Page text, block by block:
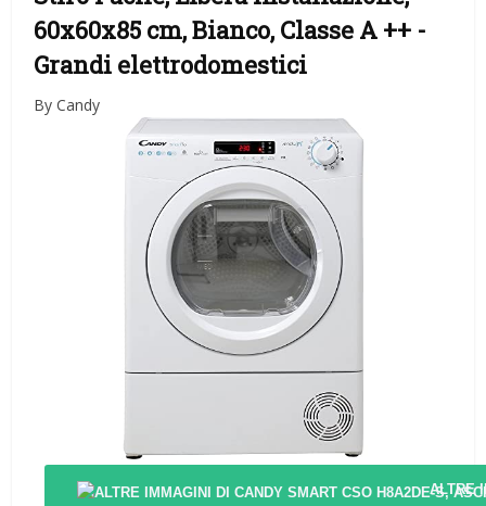
60x60x85 cm, Bianco, Classe A ++ -
Grandi elettrodomestici
By Candy
ALTRE